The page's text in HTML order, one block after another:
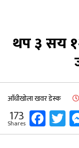
थप ३ सय
आँधीखोला खवर डेस्क
173
Shares